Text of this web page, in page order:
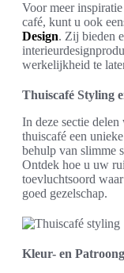
Voor meer
café, kunt u ook
Design. Zij bieden
werkelijkheid te
Thuiscafé Styling
In deze sectie
thuiscafé een
behulp van slimme
Ontdek hoe u uw
toevluchtsoord
goed gezelschap.
Kleur- en